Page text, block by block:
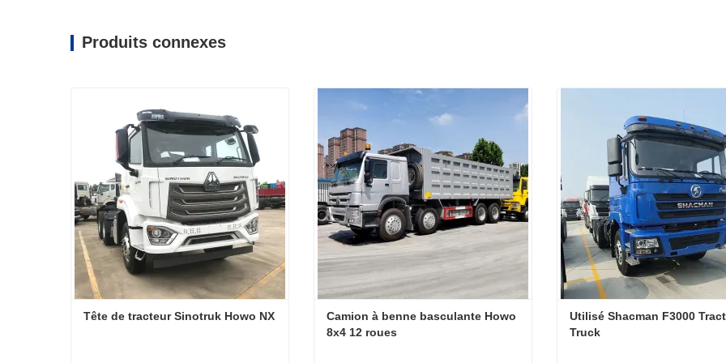
Produits connexes
Tête de tracteur Sinotruk Howo NX
Camion à benne basculante Howo
8x4 12 roues
Utilisé Shacman F3000
Truck